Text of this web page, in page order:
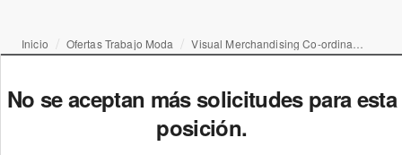
Inicio Ofertas Trabajo Moda
No se aceptan más solicitudes para esta
posición.